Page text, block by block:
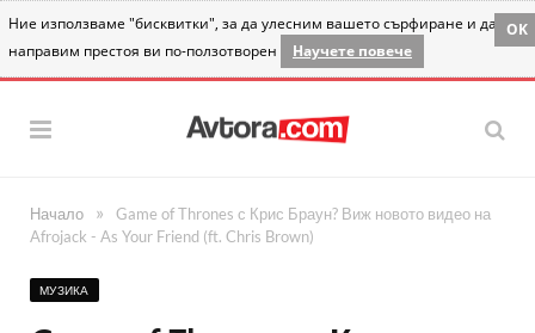
Ние използваме "бисквитки", за да улесним вашето сърфиране и да
направим престоя ви по-ползотворен
Научете повече
OK
Начало »
Game of Thrones с Крис Браун? Виж новото видео на
Afrojack - As Your Friend (ft. Chris Brown)
МУЗИКА